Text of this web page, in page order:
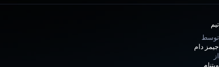
تیم
توسط
جیمز دام
از
ویتنام